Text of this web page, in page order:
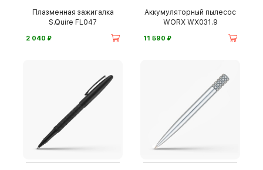
Плазменная зажигалка
S.Quire FL047
2 040 ⃏
Аккумуляторный пылесос
WORX WX031.9
11 590 ⃏